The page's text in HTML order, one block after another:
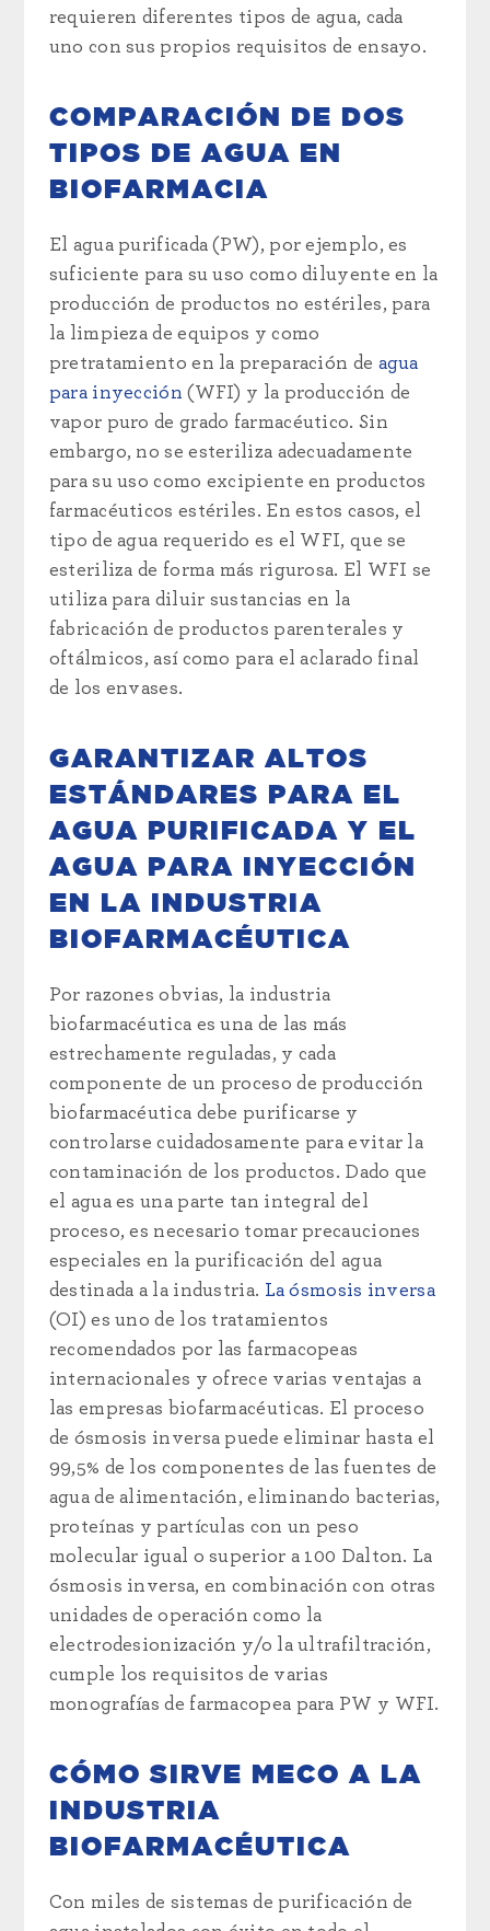
requieren diferentes tipos de agua, cada
uno con sus propios requisitos de ensayo.
COMPARACIÓN DE DOS
TIPOS DE AGUA EN
BIOFARMACIA
El agua purificada (PW), por ejemplo, es
suficiente para su uso como diluyente en la
producción de productos no estériles, para
la limpieza de equipos y como
pretratamiento en la preparación de agua
para inyección (WFI) y la producción de
vapor puro de grado farmacéutico. Sin
embargo, no se esteriliza adecuadamente
para su uso como excipiente en productos
farmacéuticos estériles. En estos casos, el
tipo de agua requerido es el WFI, que se
esteriliza de forma más rigurosa. El WFI se
utiliza para diluir sustancias en la
fabricación de productos parenterales y
oftálmicos, así como para el aclarado final
de los envases.
GARANTIZAR ALTOS
ESTÁNDARES PARA EL
AGUA PURIFICADA Y EL
AGUA PARA INYECCIÓN
EN LA INDUSTRIA
BIOFARMACÉUTICA
Por razones obvias, la industria
biofarmacéutica es una de las más
estrechamente reguladas, y cada
componente de un proceso de producción
biofarmacéutica debe purificarse y
controlarse cuidadosamente para evitar la
contaminación de los productos. Dado que
el agua es una parte tan integral del
proceso, es necesario tomar precauciones
especiales en la purificación del agua
destinada a la industria. La ósmosis inversa
(OI) es uno de los tratamientos
recomendados por las farmacopeas
internacionales y ofrece varias ventajas a
las empresas biofarmacéuticas. El proceso
de ósmosis inversa puede eliminar hasta el
99,5% de los componentes de las fuentes de
agua de alimentación, eliminando bacterias,
proteínas y partículas con un peso
molecular igual o superior a 100 Dalton. La
ósmosis inversa, en combinación con otras
unidades de operación como la
electrodesionización y/o la ultrafiltración,
cumple los requisitos de varias
monografías de farmacopea para PW y WFI.
CÓMO SIRVE MECO A LA
INDUSTRIA
BIOFARMACÉUTICA
Con miles de sistemas de purificación de